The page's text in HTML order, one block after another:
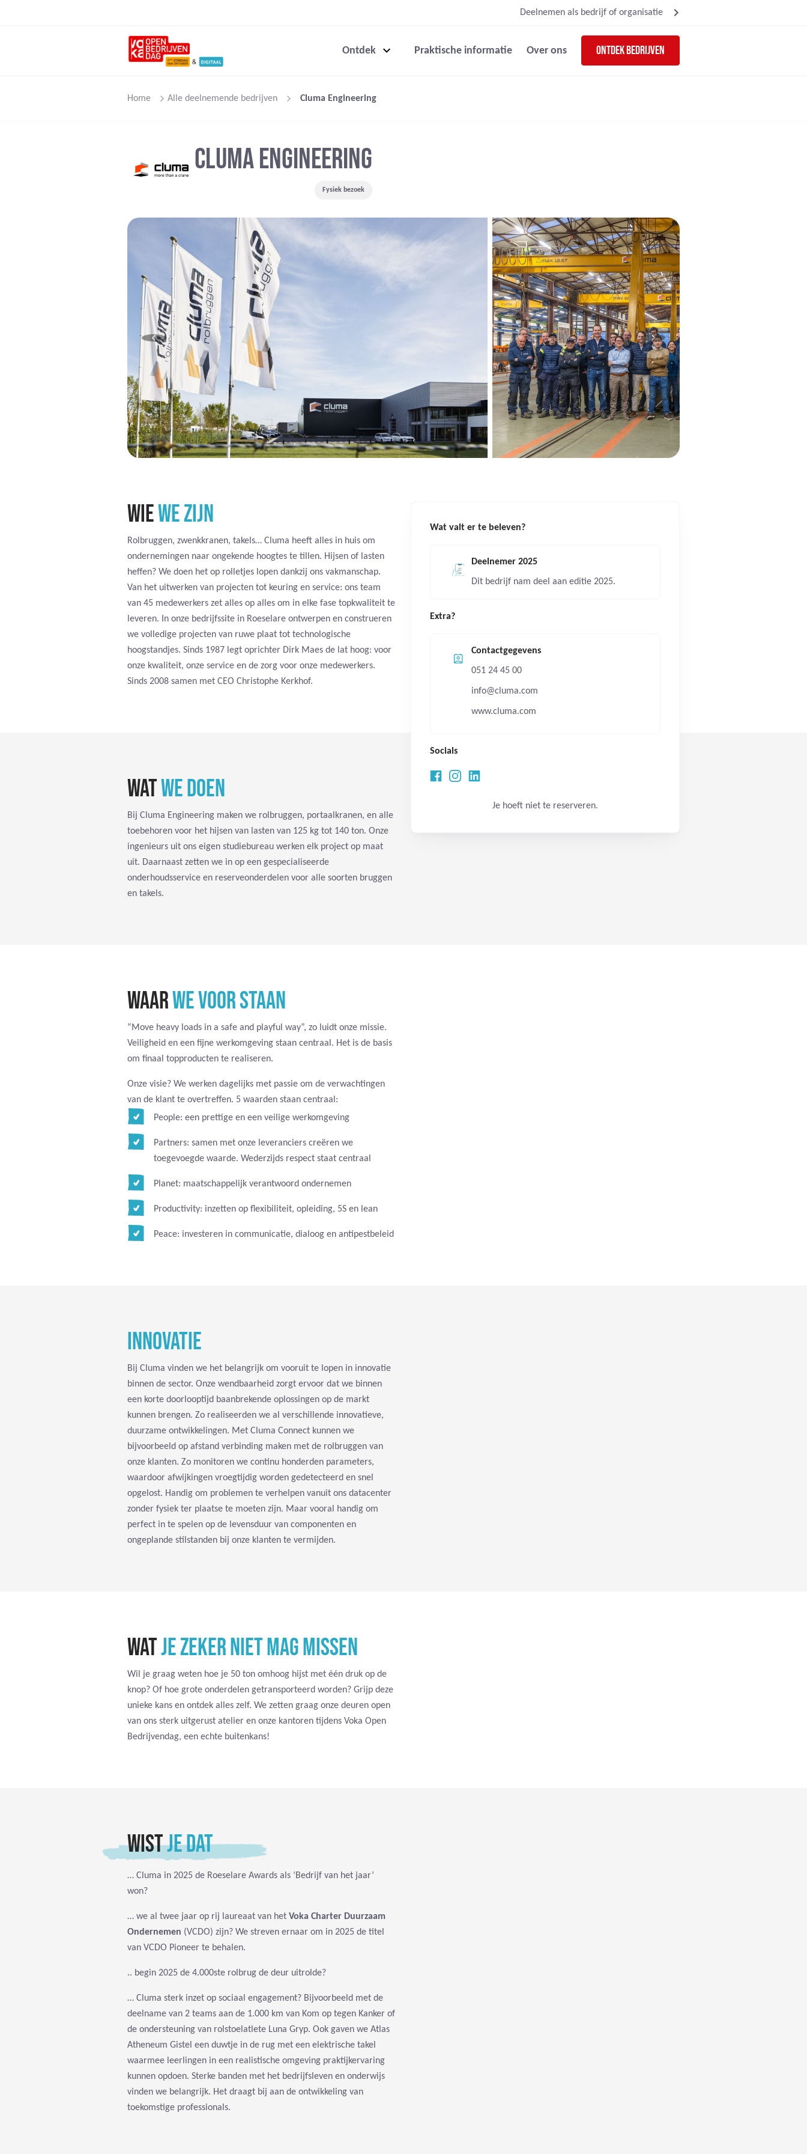
Deelnemen als bedrijf of organisatie
Ontdek Praktische informatie Over ons Ontdek bedrijven
Home Alle deelnemende bedrijven Cluma Engineering
CLUMA ENGINEERING
Fysiek bezoek
Wat valt er te beleven?
Deelnemer 2025
Dit bedrijf nam deel aan editie 2025.
Extra?
Contactgegevens
051 24 45 00
info@cluma.com
www.cluma.com
Socials
Je hoeft niet te reserveren.
WIEWE ZIJN
Rolbruggen, zwenkkranen, takels… Cluma heeft alles in huis om
ondernemingen naar ongekende hoogtes te tillen. Hijsen of lasten
heffen? We doen het op rolletjes lopen dankzij ons vakmanschap.
Van het uitwerken van projecten tot keuring en service: ons team
van 45 medewerkers zet alles op alles om in elke fase topkwaliteit te
leveren. In onze bedrijfssite in Roeselare ontwerpen en construeren
we volledige projecten van ruwe plaat tot technologische
hoogstandjes. Sinds 1987 legt oprichter Dirk Maes de lat hoog: voor
onze kwaliteit, onze service en de zorg voor onze medewerkers.
Sinds 2008 samen met CEO Christophe Kerkhof.
WATWE DOEN
Bij Cluma Engineering maken we rolbruggen, portaalkranen, en alle
toebehoren voor het hijsen van lasten van 125 kg tot 140 ton. Onze
ingenieurs uit ons eigen studiebureau werken elk project op maat
uit. Daarnaast zetten we in op een gespecialiseerde
onderhoudsservice en reserveonderdelen voor alle soorten bruggen
en takels.
WAARWE VOOR STAAN
“Move heavy loads in a safe and playful way”, zo luidt onze missie.
Veiligheid en een fijne werkomgeving staan centraal. Het is de basis
om finaal topproducten te realiseren.
Onze visie? We werken dagelijks met passie om de verwachtingen
van de klant te overtreffen. 5 waarden staan centraal:
People: een prettige en een veilige werkomgeving
Partners: samen met onze leveranciers creëren we
toegevoegde waarde. Wederzijds respect staat centraal
Planet: maatschappelijk verantwoord ondernemen
Productivity: inzetten op flexibiliteit, opleiding, 5S en lean
Peace: investeren in communicatie, dialoog en antipestbeleid
INNOVATIE
Bij Cluma vinden we het belangrijk om vooruit te lopen in innovatie
binnen de sector. Onze wendbaarheid zorgt ervoor dat we binnen
een korte doorlooptijd baanbrekende oplossingen op de markt
kunnen brengen. Zo realiseerden we al verschillende innovatieve,
duurzame ontwikkelingen. Met Cluma Connect kunnen we
bijvoorbeeld op afstand verbinding maken met de rolbruggen van
onze klanten. Zo monitoren we continu honderden parameters,
waardoor afwijkingen vroegtijdig worden gedetecteerd en snel
opgelost. Handig om problemen te verhelpen vanuit ons datacenter
zonder fysiek ter plaatse te moeten zijn. Maar vooral handig om
perfect in te spelen op de levensduur van componenten en
ongeplande stilstanden bij onze klanten te vermijden.
WATJE ZEKER NIET MAG MISSEN
Wil je graag weten hoe je 50 ton omhoog hijst met één druk op de
knop? Of hoe grote onderdelen getransporteerd worden? Grijp deze
unieke kans en ontdek alles zelf. We zetten graag onze deuren open
van ons sterk uitgerust atelier en onze kantoren tijdens Voka Open
Bedrijvendag, een echte buitenkans!
WISTJE DAT
… Cluma in 2025 de Roeselare Awards als ‘Bedrijf van het jaar’
won?
… we al twee jaar op rij laureaat van het Voka Charter Duurzaam
Ondernemen (VCDO) zijn? We streven ernaar om in 2025 de titel
van VCDO Pioneer te behalen.
.. begin 2025 de 4.000ste rolbrug de deur uitrolde?
… Cluma sterk inzet op sociaal engagement? Bijvoorbeeld met de
deelname van 2 teams aan de 1.000 km van Kom op tegen Kanker of
de ondersteuning van rolstoelatlete Luna Gryp. Ook gaven we Atlas
Atheneum Gistel een duwtje in de rug met een elektrische takel
waarmee leerlingen in een realistische omgeving praktijkervaring
kunnen opdoen. Sterke banden met het bedrijfsleven en onderwijs
vinden we belangrijk. Het draagt bij aan de ontwikkeling van
toekomstige professionals.